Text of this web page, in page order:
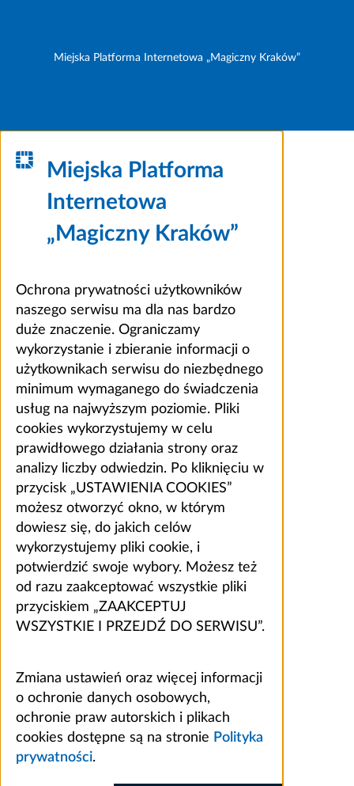
Miejska Platforma Internetowa „Magiczny Kraków”
Miejska Platforma
Internetowa
„Magiczny Kraków”
Ochrona prywatności użytkowników
naszego serwisu ma dla nas bardzo
duże znaczenie. Ograniczamy
wykorzystanie i zbieranie informacji o
użytkownikach serwisu do niezbędnego
minimum wymaganego do świadczenia
usług na najwyższym poziomie. Pliki
cookies wykorzystujemy w celu
prawidłowego działania strony oraz
analizy liczby odwiedzin. Po kliknięciu w
przycisk „USTAWIENIA COOKIES”
możesz otworzyć okno, w którym
dowiesz się, do jakich celów
wykorzystujemy pliki cookie, i
potwierdzić swoje wybory. Możesz też
od razu zaakceptować wszystkie pliki
przyciskiem „ZAAKCEPTUJ
WSZYSTKIE I PRZEJDŹ DO SERWISU”.
Zmiana ustawień oraz więcej informacji
o ochronie danych osobowych,
ochronie praw autorskich i plikach
cookies dostępne są na stronie Polityka
prywatności.